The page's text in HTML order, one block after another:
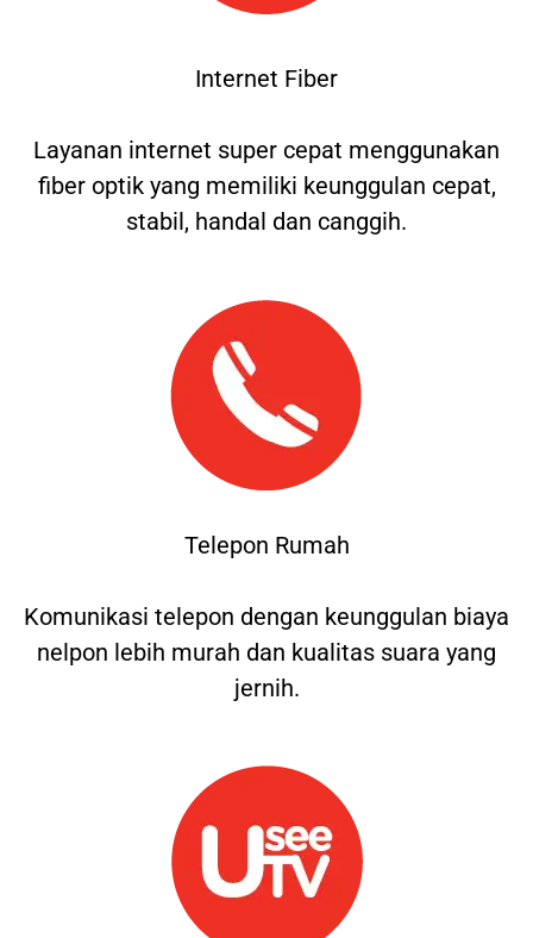
Internet Fiber
Layanan internet super cepat menggunakan
fiber optik yang memiliki keunggulan cepat,
stabil, handal dan canggih.
Telepon Rumah
Komunikasi telepon dengan keunggulan biaya
nelpon lebih murah dan kualitas suara yang
jernih.